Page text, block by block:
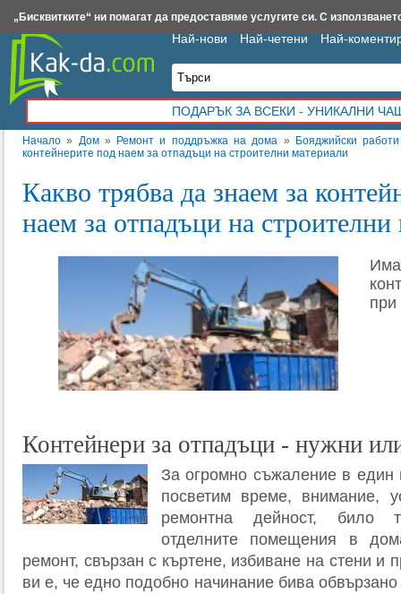
Начало » Дом» Ремонт и поддръжка на дома » Бояджийски работи
контейнерите под наем за отпадъци на строителни материали
Какво трябва да знаем за
наем за отпадъци на строителни
при
Контейнери за отпадъци - нужни
За огромно съжаление в един
посветим време, внимание,
ремонтна дейност, било
отделните помещения в
ремонт, свързан с къртене, избиване на стени и
ви е, че едно подобно начинание бива
Най-нови Най-четени Най-
ПОДАРЪК ЗА ВСЕКИ - УНИКАЛНИ
Insert.bg Framar.bg Kak-da.com Iztochnik.com BauBau.bg NewAge.bg
„Бисквитките“ ни помагат да предоставяме услугите си. С